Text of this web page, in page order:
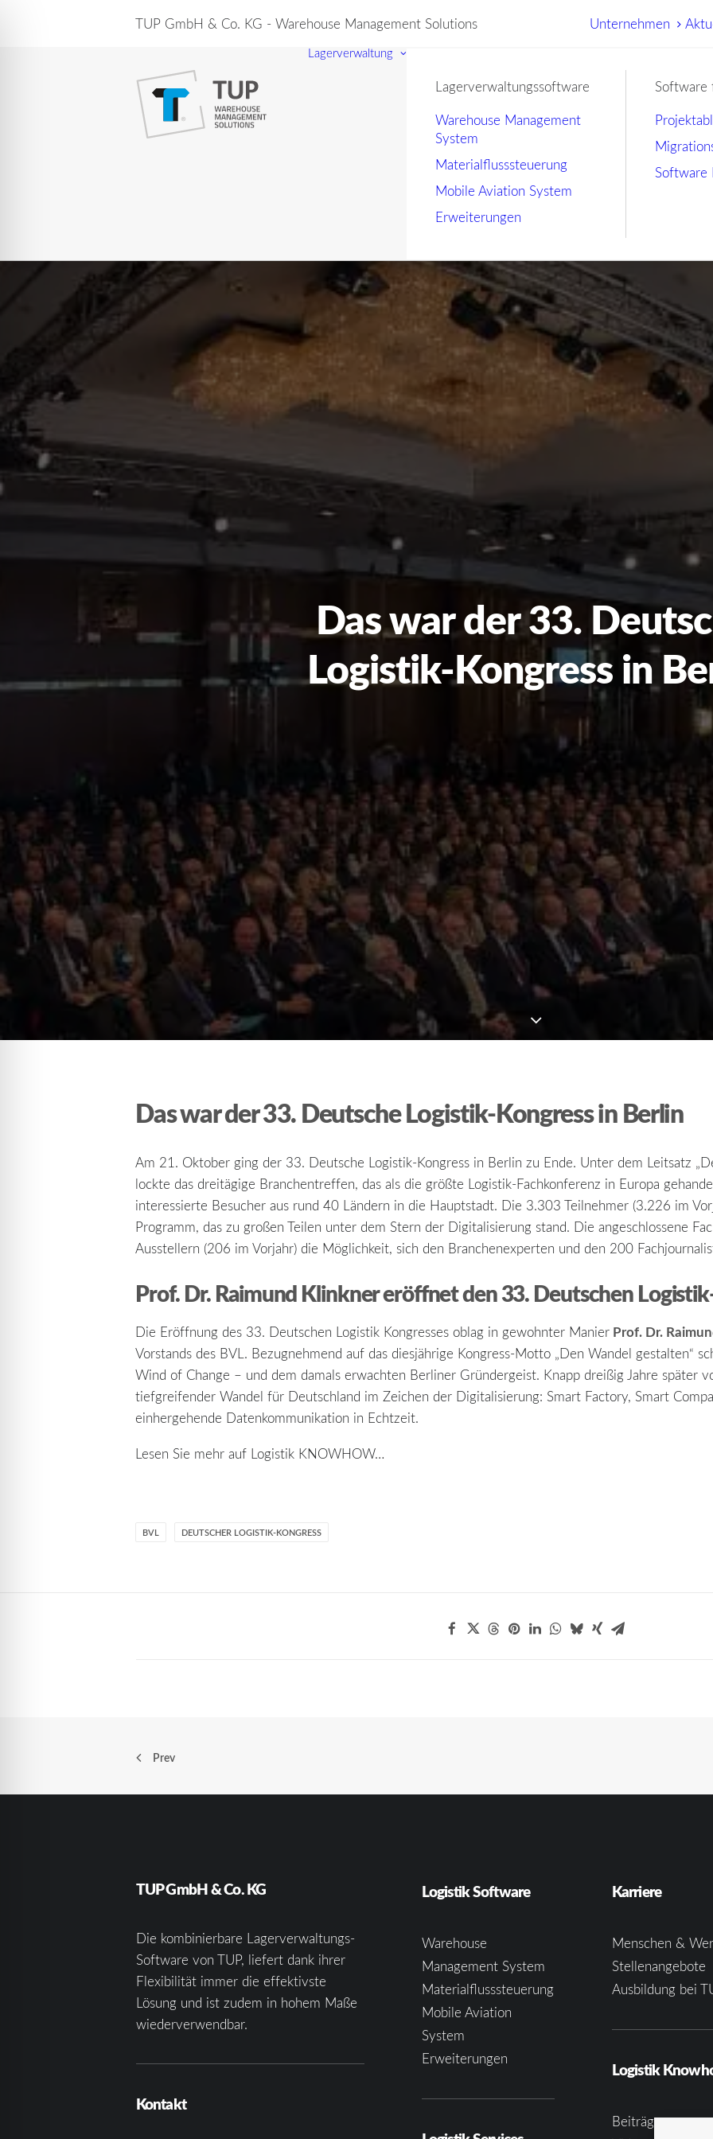
TUP GmbH & Co. KG - Warehouse Management Solutions Unternehmen
Lagerverwaltung
Lagerverwaltungssoftware
Warehouse Management
System
Materialflusssteuerung
Mobile Aviation System
Erweiterungen
Software
Das war der 33.
Logistik-Kongress in
Das war der 33. Deutsche Logistik-Kongress in Berlin
Am 21. Oktober ging der 33. Deutsche Logistik-Kongress in Berlin zu Ende. Unter dem Leitsatz
lockte das dreitägige Branchentreffen, das als die größte Logistik-Fachkonferenz in Europa
interessierte Besucher aus rund 40 Ländern in die Hauptstadt. Die 3.303 Teilnehmer (3.226 im
Programm, das zu großen Teilen unter dem Stern der Digitalisierung stand. Die angeschlossene
Ausstellern (206 im Vorjahr) die Möglichkeit, sich den Branchenexperten und den 200
Prof. Dr. Raimund Klinkner eröffnet den 33. Deutschen
Die Eröffnung des 33. Deutschen Logistik Kongresses oblag in gewohnter Manier Prof. Dr.
Vorstands des BVL. Bezugnehmend auf das diesjährige Kongress-Motto „Den Wandel gestalten“
Wind of Change – und dem damals erwachten Berliner Gründergeist. Knapp dreißig Jahre später
tiefgreifender Wandel für Deutschland im Zeichen der Digitalisierung: Smart Factory, Smart
einhergehende Datenkommunikation in Echtzeit.
Lesen Sie mehr auf Logistik KNOWHOW…
BVL DEUTSCHER LOGISTIK-KONGRESS
Prev
TUP GmbH & Co. KG
Die kombinierbare Lagerverwaltungs-
Software von TUP, liefert dank ihrer
Flexibilität immer die effektivste
Lösung und ist zudem in hohem Maße
wiederverwendbar.
Kontakt
Logistik Software
Warehouse
Management System
Materialflusssteuerung
Mobile Aviation
System
Erweiterungen
Karriere
Menschen &
Stellenangebote
Ausbildung bei
Logistik
Beiträge